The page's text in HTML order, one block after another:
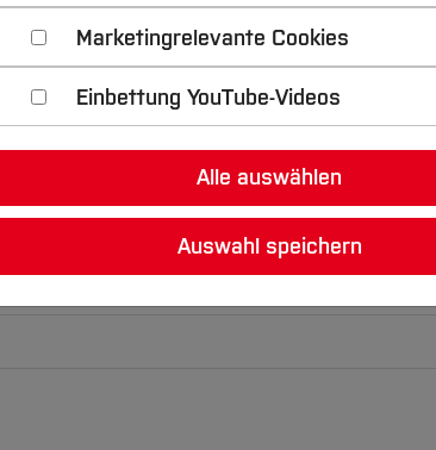
Marketingrelevante Cookies
Einbettung YouTube-Videos
Alle auswählen
Auswahl speichern